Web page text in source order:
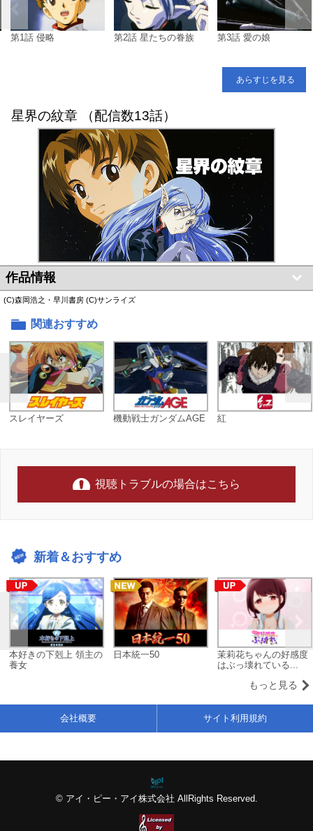
第1話 侵略 第2話 星たちの眷族 第3話 愛の娘
あらすじを見る
星界の紋章 （配信数13話）
作品情報
(C)森岡浩之・早川書房 (C)サンライズ
関連おすすめ
スレイヤーズ 機動戦士ガンダムAGE 紅
視聴トラブルの場合はこちら
新着＆おすすめ
本好きの下剋上 領主の
養女
日本統一50
茉莉花ちゃんの好感度
はぶっ壊れている...
もっと見る
© アイ・ピー・アイ株式会社 AllRights Reserved.
会社概要 サイト利用規約